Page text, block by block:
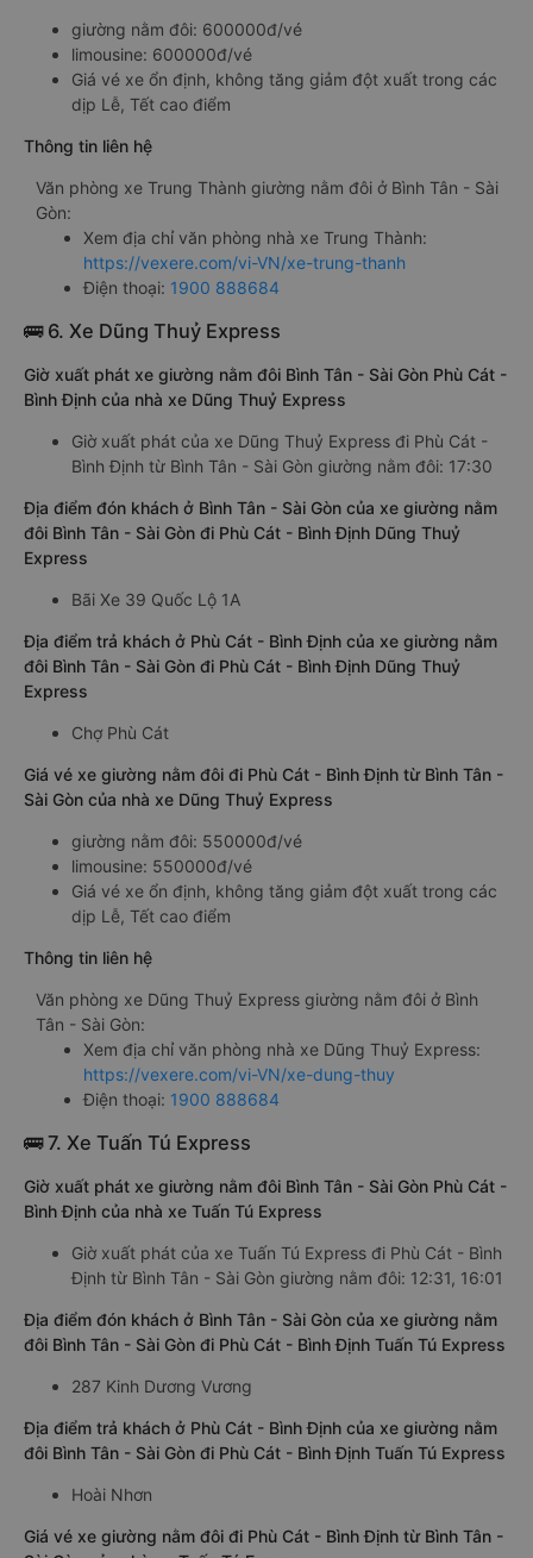
giường nằm đôi: 600000đ/vé
limousine: 600000đ/vé
Giá vé xe ổn định, không tăng giảm đột xuất trong các
dịp Lễ, Tết cao điểm
Thông tin liên hệ
Văn phòng xe Trung Thành giường nằm đôi ở Bình Tân - Sài
Gòn:
Xem địa chỉ văn phòng nhà xe Trung Thành:
https://vexere.com/vi-VN/xe-trung-thanh
Điện thoại: 1900 888684
🚌 6. Xe Dũng Thuỷ Express
Giờ xuất phát xe giường nằm đôi Bình Tân - Sài Gòn Phù Cát -
Bình Định của nhà xe Dũng Thuỷ Express
Giờ xuất phát của xe Dũng Thuỷ Express đi Phù Cát -
Bình Định từ Bình Tân - Sài Gòn giường nằm đôi: 17:30
Địa điểm đón khách ở Bình Tân - Sài Gòn của xe giường nằm
đôi Bình Tân - Sài Gòn đi Phù Cát - Bình Định Dũng Thuỷ
Express
Bãi Xe 39 Quốc Lộ 1A
Địa điểm trả khách ở Phù Cát - Bình Định của xe giường nằm
đôi Bình Tân - Sài Gòn đi Phù Cát - Bình Định Dũng Thuỷ
Express
Chợ Phù Cát
Giá vé xe giường nằm đôi đi Phù Cát - Bình Định từ Bình Tân -
Sài Gòn của nhà xe Dũng Thuỷ Express
giường nằm đôi: 550000đ/vé
limousine: 550000đ/vé
Giá vé xe ổn định, không tăng giảm đột xuất trong các
dịp Lễ, Tết cao điểm
Thông tin liên hệ
Văn phòng xe Dũng Thuỷ Express giường nằm đôi ở Bình
Tân - Sài Gòn:
Xem địa chỉ văn phòng nhà xe Dũng Thuỷ Express:
https://vexere.com/vi-VN/xe-dung-thuy
Điện thoại: 1900 888684
🚌 7. Xe Tuấn Tú Express
Giờ xuất phát xe giường nằm đôi Bình Tân - Sài Gòn Phù Cát -
Bình Định của nhà xe Tuấn Tú Express
Giờ xuất phát của xe Tuấn Tú Express đi Phù Cát - Bình
Định từ Bình Tân - Sài Gòn giường nằm đôi: 12:31, 16:01
Địa điểm đón khách ở Bình Tân - Sài Gòn của xe giường nằm
đôi Bình Tân - Sài Gòn đi Phù Cát - Bình Định Tuấn Tú Express
287 Kinh Dương Vương
Địa điểm trả khách ở Phù Cát - Bình Định của xe giường nằm
đôi Bình Tân - Sài Gòn đi Phù Cát - Bình Định Tuấn Tú Express
Hoài Nhơn
Giá vé xe giường nằm đôi đi Phù Cát - Bình Định từ Bình Tân -